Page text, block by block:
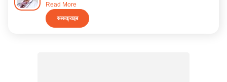
Read More
सब्सक्राइब